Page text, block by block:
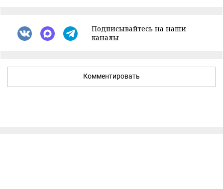
Подписывайтесь на наши
каналы
Комментировать